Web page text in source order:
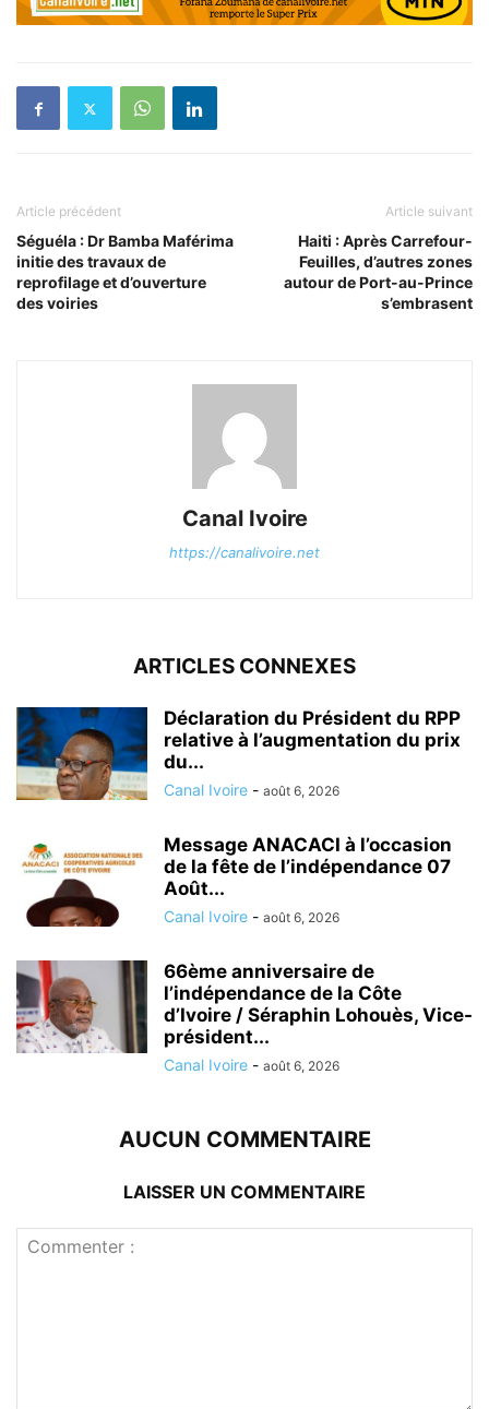
Article précédent
Séguéla : Dr Bamba Maférima
initie des travaux de
reprofilage et d’ouverture
des voiries
Article suivant
Haiti : Après Carrefour-
Feuilles, d’autres zones
autour de Port-au-Prince
s’embrasent
Canal Ivoire
https://canalivoire.net
ARTICLES CONNEXES
Déclaration du Président du RPP
relative à l’augmentation du prix
du...
Canal Ivoire - août 6, 2026
Message ANACACI à l’occasion
de la fête de l’indépendance 07
Août...
Canal Ivoire - août 6, 2026
66ème anniversaire de
l’indépendance de la Côte
d’Ivoire / Séraphin Lohouès, Vice-
président...
Canal Ivoire - août 6, 2026
AUCUN COMMENTAIRE
LAISSER UN COMMENTAIRE